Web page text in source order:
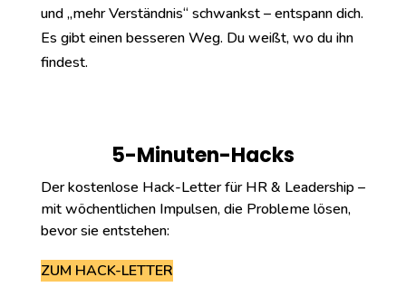
und „mehr Verständnis“ schwankst – entspann dich.
Es gibt einen besseren Weg. Du weißt, wo du ihn
findest.
5-Minuten-Hacks
Der kostenlose Hack-Letter für HR & Leadership –
mit wöchentlichen Impulsen, die Probleme lösen,
bevor sie entstehen:
ZUM HACK-LETTER